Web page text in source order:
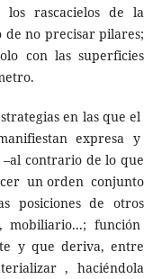
rascacielos de la
de no precisar pilares;
con las superficies
en las que el
expresa y
contrario de lo que
un orden conjunto
posiciones de otros
mobiliario...; función
y que deriva, entre
, haciéndola